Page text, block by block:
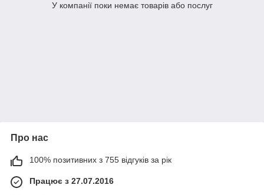
У компанії поки немає товарів або послуг
Про нас
100% позитивних з 755 відгуків за рік
Працює з 27.07.2016